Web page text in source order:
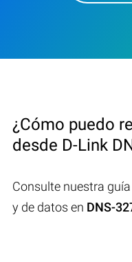
¿Cómo puedo
desde D-Link
Consulte nuestra
y de datos en DNS-